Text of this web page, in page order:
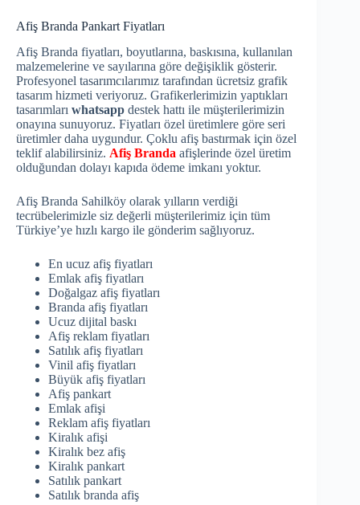
Afiş Branda Pankart Fiyatları
Afiş Branda fiyatları, boyutlarına, baskısına, kullanılan
malzemelerine ve sayılarına göre değişiklik gösterir.
Profesyonel tasarımcılarımız tarafından ücretsiz grafik
tasarım hizmeti veriyoruz. Grafikerlerimizin yaptıkları
tasarımları whatsapp destek hattı ile müşterilerimizin
onayına sunuyoruz. Fiyatları özel üretimlere göre seri
üretimler daha uygundur. Çoklu afiş bastırmak için özel
teklif alabilirsiniz. Afiş Branda afişlerinde özel üretim
olduğundan dolayı kapıda ödeme imkanı yoktur.
Afiş Branda Sahilköy olarak yılların verdiği
tecrübelerimizle siz değerli müşterilerimiz için tüm
Türkiye’ye hızlı kargo ile gönderim sağlıyoruz.
En ucuz afiş fiyatları
Emlak afiş fiyatları
Doğalgaz afiş fiyatları
Branda afiş fiyatları
Ucuz dijital baskı
Afiş reklam fiyatları
Satılık afiş fiyatları
Vinil afiş fiyatları
Büyük afiş fiyatları
Afiş pankart
Emlak afişi
Reklam afiş fiyatları
Kiralık afişi
Kiralık bez afiş
Kiralık pankart
Satılık pankart
Satılık branda afiş